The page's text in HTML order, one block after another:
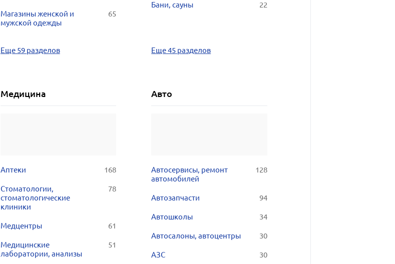
Магазины женской и
мужской одежды
65
Еще 59 разделов
Бани, сауны 22
Еще 45 разделов
Медицина
Аптеки 168
Стоматологии,
стоматологические
клиники
78
Медцентры 61
Медицинские
лаборатории, анализы
51
Авто
Автосервисы, ремонт
автомобилей
128
Автозапчасти 94
Автошколы 34
Автосалоны, автоцентры 30
АЗС 30